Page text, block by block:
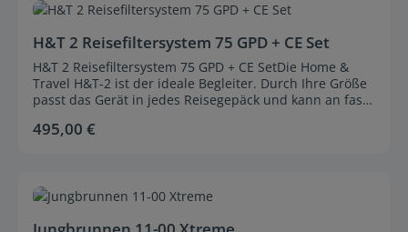
Durchschnittliche Bewertung von 0 von 5 Sternen
H&T 2 Reisefiltersystem 75 GPD + CE Set
H&T 2 Reisefiltersystem 75 GPD + CE SetDie Home &
Travel H&T-2 ist der ideale Begleiter. Durch Ihre Größe
passt das Gerät in jedes Reisegepäck und kann an fast
arbeitet ohne eine Boosterpumpe und kann auch bei
CE-Version ist mit einem zusätzlichen Aqualith-Crystal-
Regulärer Preis:
495,00 €
Durchschnittliche Bewertung von 0 von 5 Sternen